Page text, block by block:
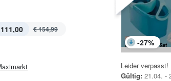
€ 154,99
-27%
Leider verpasst!
Gültig: 21.04. -